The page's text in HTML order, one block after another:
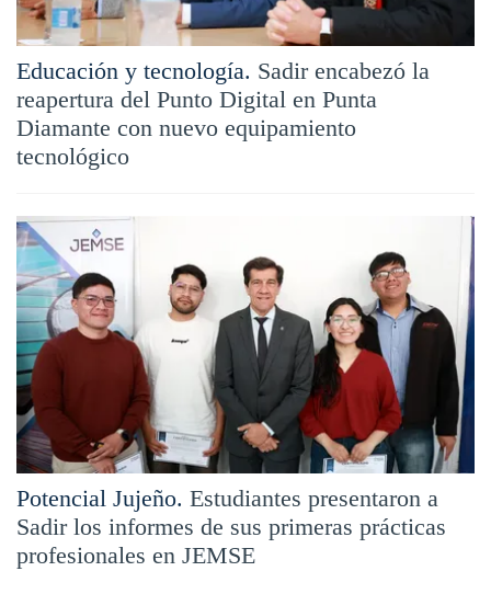
Educación y tecnología. Sadir encabezó la
reapertura del Punto Digital en Punta
Diamante con nuevo equipamiento
tecnológico
Potencial Jujeño. Estudiantes presentaron a
Sadir los informes de sus primeras prácticas
profesionales en JEMSE